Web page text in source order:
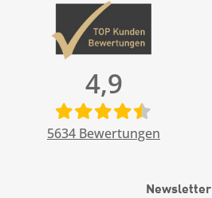
4,9
5634 Bewertungen
Newsletter